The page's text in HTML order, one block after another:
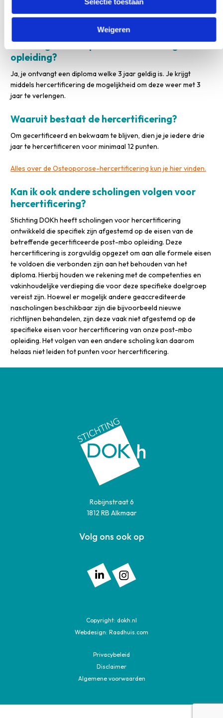
Weigeren
Ontvang ik een diploma na afronding van de
opleiding?
Ja, je ontvangt een diploma welke 3 jaar geldig is. Je krijgt
middels hercertificering de mogelijkheid om deze weer met 3
jaar te verlengen.
Waaruit bestaat de hercertificering?
Om gecertificeerd en bekwaam te blijven, dien je je iedere drie
jaar te hercertificeren voor minimaal 12 punten.
Alles over de Osteoporose-hercertificering kun je hier vinden.
Kan ik ook andere scholingen volgen voor
hercertificering?
Stichting DOKh heeft scholingen voor hercertificering
ontwikkeld die specifiek zijn afgestemd op de eisen van de
betreffende gecertificeerde post-mbo opleiding. Deze
hercertificering is zorgvuldig opgezet om aan alle formele eisen
te voldoen die verbonden zijn aan het behouden van het
diploma. Hierbij houden we rekening met de competenties en
vakinhoudelijke verdieping die voor deze specifieke doelgroep
vereist zijn. Hoewel er mogelijk andere geaccrediteerde
nascholingen beschikbaar zijn die bijvoorbeeld nieuwe
richtlijnen behandelen, zijn deze vaak niet afgestemd op de
specifieke eisen voor hercertificering van onze post-mbo
opleiding. Het volgen van een andere scholing kan daarom
helaas niet leiden tot punten voor hercertificering.
Robijnstraat 6
1812 RB Alkmaar
Volg ons ook op
Volg ons op: Linkedin
Copyright: dokh.nl
Webdesign: Raadhuis.com
Privacybeleid
Disclaimer
Algemene voorwaarden